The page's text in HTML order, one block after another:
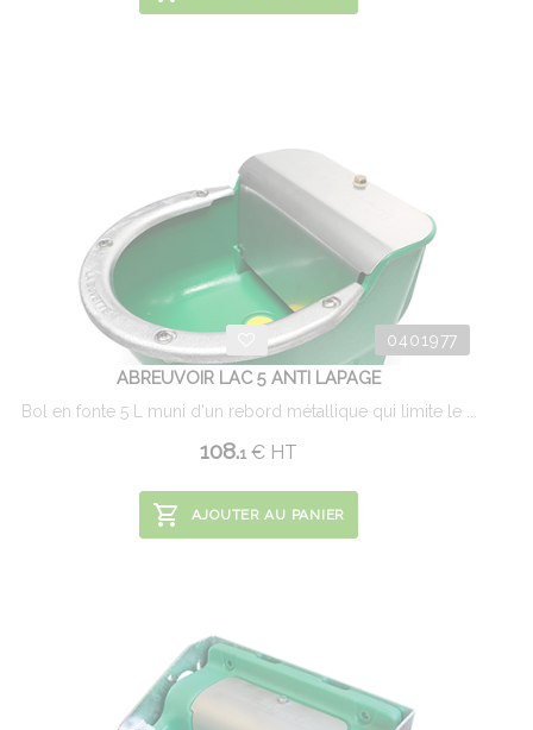
0401977
ABREUVOIR LAC 5 ANTI LAPAGE
Bol en fonte 5 L muni d'un rebord métallique qui limite le ...
108.1 € HT
AJOUTER AU PANIER